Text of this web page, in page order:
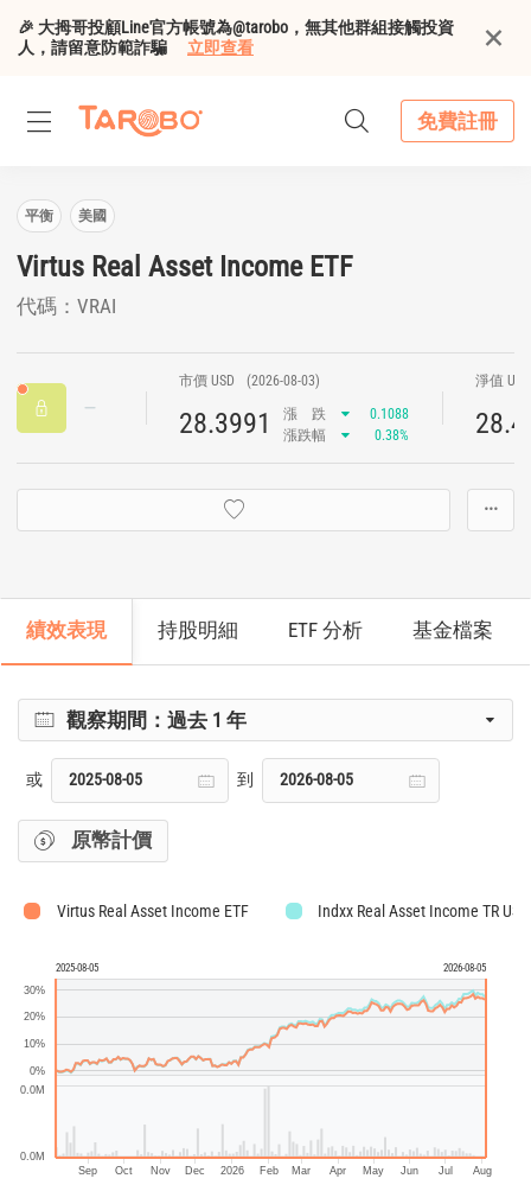
🎉 大拇哥投顧Line官方帳號為@tarobo，無其他群組接觸投資
人，請留意防範詐騙
立即查看
免費註冊
平衡 美國
Virtus Real Asset Income ETF
代碼：VRAI
市價 USD (2026-08-03)
28.3991 漲 跌
0.1088
漲跌幅
0.38%
淨值
···
績效表現 持股明細 ETF 分析 基金檔案
觀察期間：過去 1 年
或 到
原幣計價
Virtus Real Asset Income ETF Indxx Real Asset Income TR USD
2025-08-05 2026-08-05
Sep Oct Nov Dec 2026 Feb Mar Apr May Jun Jul Aug
0.0M
0.0M
0%
10%
20%
30%